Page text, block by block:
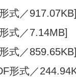
式／917.07KB]
式／7.14MB]
式／859.65KB]
形式／